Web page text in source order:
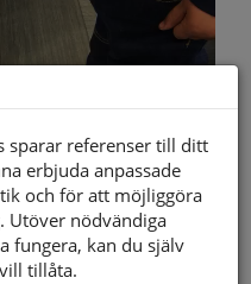
sparar referenser till ditt
erbjuda anpassade
och för att möjliggöra
Utöver nödvändiga
fungera, kan du själv
tillåta.